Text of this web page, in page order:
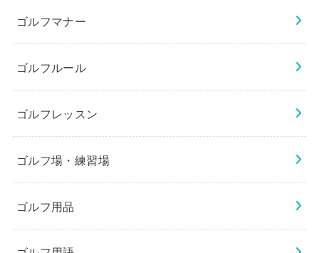
ゴルフマナー
ゴルフルール
ゴルフレッスン
ゴルフ場・練習場
ゴルフ用品